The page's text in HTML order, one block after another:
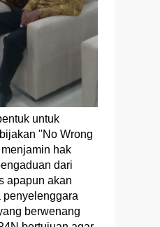
untuk
"No Wrong
hak
dari
apapun akan
berwenang